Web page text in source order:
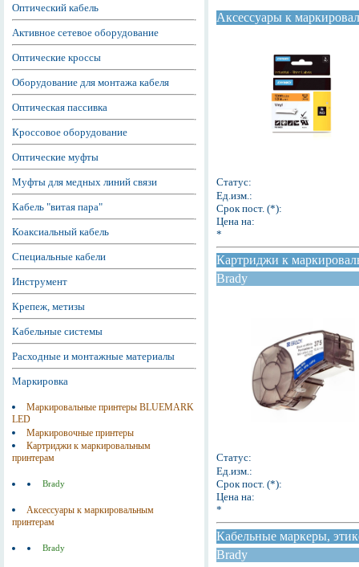
Оптический кабель
Активное сетевое оборудование
Оптические кроссы
Оборудование для монтажа кабеля
Оптическая пассивка
Кроссовое оборудование
Оптические муфты
Муфты для медных линий связи
Кабель "витая пара"
Коаксиальный кабель
Специальные кабели
Инструмент
Крепеж, метизы
Кабельные системы
Расходные и монтажные материалы
Маркировка
Маркировальные принтеры BLUEMARK
LED
Маркировочные принтеры
Картриджи к маркировальным
принтерам
Brady
Аксессуары к маркировальным
принтерам
Brady
Аксессуары к
Статус:
Ед.изм.:
Срок пост. (*):
Цена на:
*
Картриджи к
Brady
Статус:
Ед.изм.:
Срок пост. (*):
Цена на:
*
Кабельные маркеры,
Brady